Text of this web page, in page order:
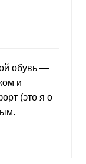
обувь —
и
(это я о